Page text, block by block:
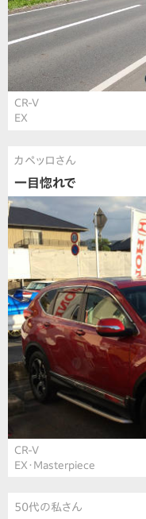
CR-V
EX
カペッロさん
一目惚れで
CR-V
EX・Masterpiece
50代の私さん